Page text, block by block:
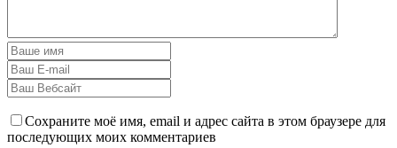
Сохраните моё имя, email и адрес сайта в этом браузере для
последующих моих комментариев